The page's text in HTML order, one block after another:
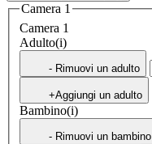
Camera 1
Camera 1
Adulto(i)
- Rimuovi un adulto
+Aggiungi un adulto
Bambino(i)
- Rimuovi un bambino